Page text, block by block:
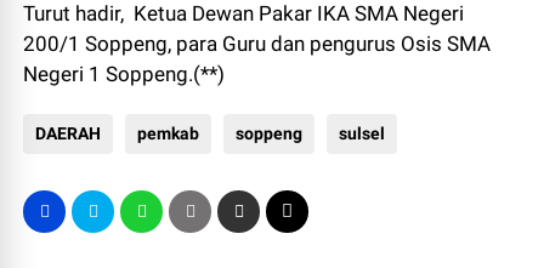
Turut hadir, Ketua Dewan Pakar IKA SMA Negeri
200/1 Soppeng, para Guru dan pengurus Osis SMA
Negeri 1 Soppeng.(**)
DAERAH pemkab soppeng sulsel